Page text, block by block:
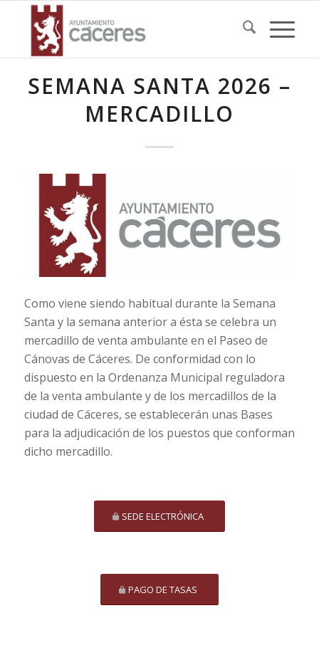
SEMANA SANTA 2026 –
MERCADILLO
Como viene siendo habitual durante la Semana
Santa y la semana anterior a ésta se celebra un
mercadillo de venta ambulante en el Paseo de
Cánovas de Cáceres. De conformidad con lo
dispuesto en la Ordenanza Municipal reguladora
de la venta ambulante y de los mercadillos de la
ciudad de Cáceres, se establecerán unas Bases
para la adjudicación de los puestos que conforman
dicho mercadillo.
SEDE ELECTRÓNICA
PAGO DE TASAS